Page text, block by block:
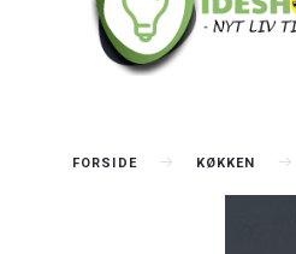
FORSIDE KØKKEN